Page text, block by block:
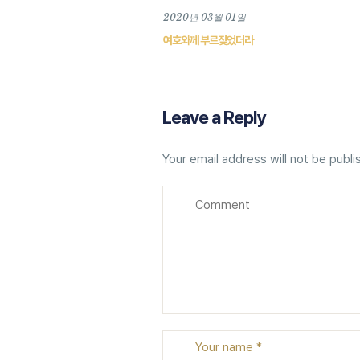
2020년 03월 01일
여호와께 부르짖었더라
Leave a Reply
Your email address will not be